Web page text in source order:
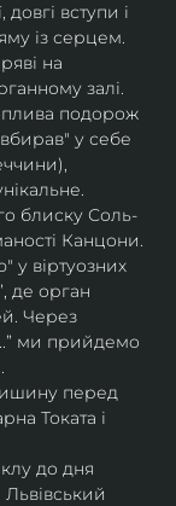
вступи і
із серцем.
на
залі.
подорож
у себе
блиску Соль-
Канцони.
у віртуозних
де орган
Через
ми прийдемо
перед
Токата і
до дня